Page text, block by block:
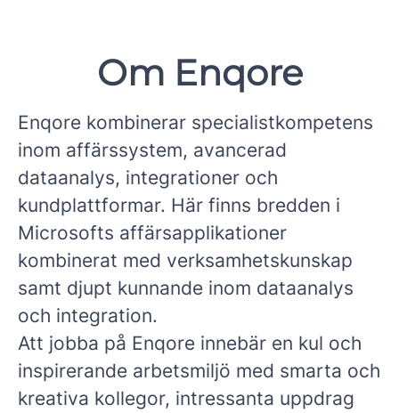
Om Enqore
Enqore kombinerar specialistkompetens
inom affärssystem, avancerad
dataanalys, integrationer och
kundplattformar. Här finns bredden i
Microsofts affärsapplikationer
kombinerat med verksamhetskunskap
samt djupt kunnande inom dataanalys
och integration.
Att jobba på Enqore innebär en kul och
inspirerande arbetsmiljö med smarta och
kreativa kollegor, intressanta uppdrag